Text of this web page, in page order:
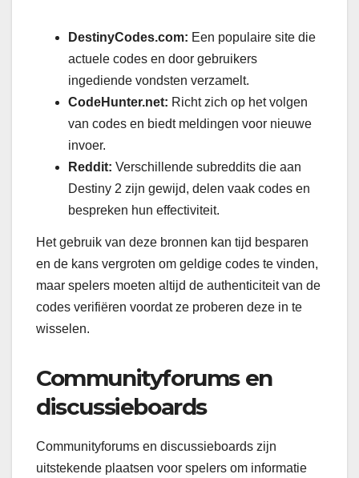
DestinyCodes.com: Een populaire site die
actuele codes en door gebruikers
ingediende vondsten verzamelt.
CodeHunter.net: Richt zich op het volgen
van codes en biedt meldingen voor nieuwe
invoer.
Reddit: Verschillende subreddits die aan
Destiny 2 zijn gewijd, delen vaak codes en
bespreken hun effectiviteit.
Het gebruik van deze bronnen kan tijd besparen
en de kans vergroten om geldige codes te vinden,
maar spelers moeten altijd de authenticiteit van de
codes verifiëren voordat ze proberen deze in te
wisselen.
Communityforums en
discussieboards
Communityforums en discussieboards zijn
uitstekende plaatsen voor spelers om informatie